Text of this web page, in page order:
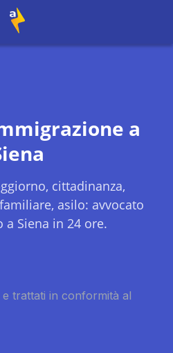
a
cittadinanza,
asilo: avvocato
a Siena in 24 ore.